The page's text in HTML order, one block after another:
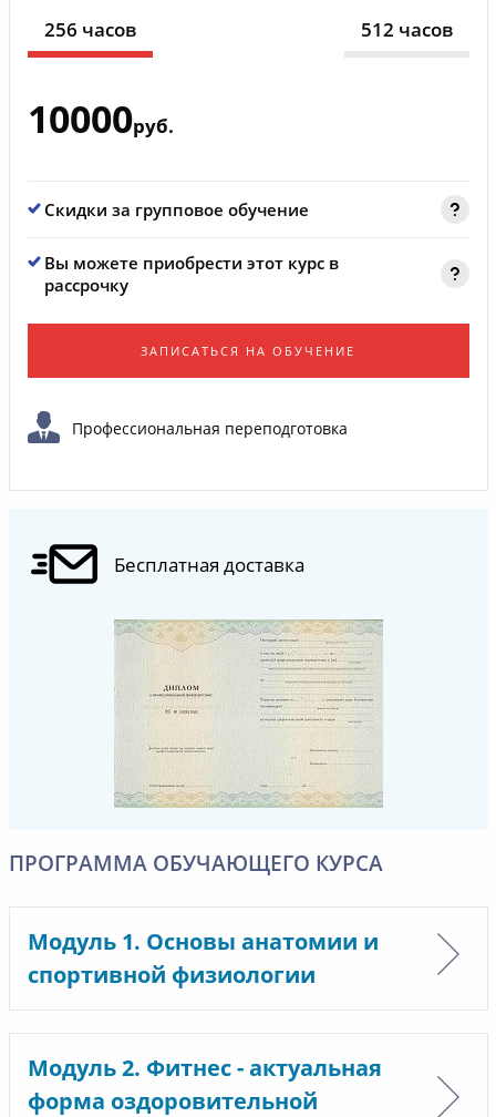
256 часов 512 часов
10000руб.
Скидки за групповое обучение
Вы можете приобрести этот курс в
рассрочку
ЗАПИСАТЬСЯ НА ОБУЧЕНИЕ
Профессиональная переподготовка
Бесплатная доставка
ПРОГРАММА ОБУЧАЮЩЕГО КУРСА
Модуль 1. Основы анатомии и
спортивной физиологии
Модуль 2. Фитнес - актуальная
форма оздоровительной